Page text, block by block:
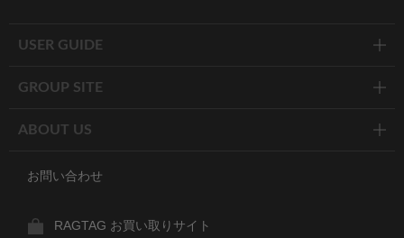
USER GUIDE
GROUP SITE
ABOUT US
お問い合わせ
RAGTAG お買い取りサイト